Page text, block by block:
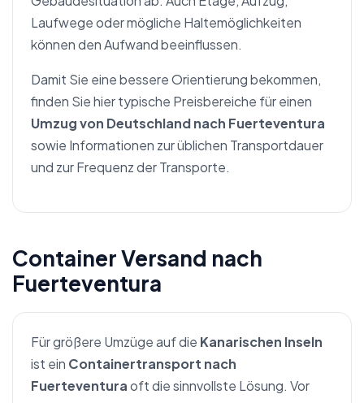
Laufwege oder mögliche Haltemöglichkeiten
können den Aufwand beeinflussen.
Damit Sie eine bessere Orientierung bekommen,
finden Sie hier typische Preisbereiche für einen
Umzug von Deutschland nach Fuerteventura
sowie Informationen zur üblichen Transportdauer
und zur Frequenz der Transporte.
Container Versand nach
Fuerteventura
Für größere Umzüge auf die Kanarischen Inseln
ist ein Containertransport nach
Fuerteventuraoft die sinnvollste Lösung. Vor